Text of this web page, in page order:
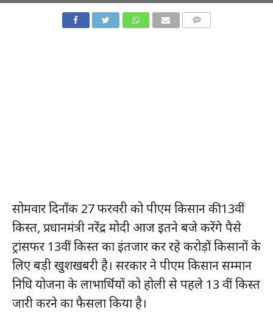
सोमवार दिनाँक 27 फरवरी को पीएम किसान की 13वीं
किस्त, प्रधानमंत्री नरेंद्र मोदी आज इतने बजे करेंगे पैसे
ट्रांसफर 13वीं किस्त का इंतजार कर रहे करोड़ों किसानों के
लिए बड़ी खुशखबरी है। सरकार ने पीएम किसान सम्मान
निधि योजना के लाभार्थियों को होली से पहले 13 वीं किस्त
जारी करने का फैसला किया है।